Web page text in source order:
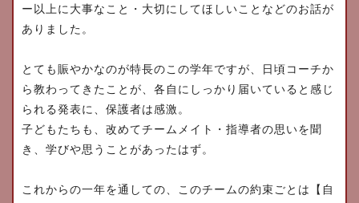
ー以上に大事なこと・大切にしてほしいことなどのお話が
ありました。
とても賑やかなのが特長のこの学年ですが、日頃コーチか
ら教わってきたことが、各自にしっかり届いていると感じ
られる発表に、保護者は感激。
子どもたちも、改めてチームメイト・指導者の思いを聞
き、学びや思うことがあったはず。
これからの一年を通しての、このチームの約束ごとは
【自